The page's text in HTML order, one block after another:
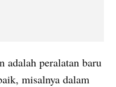
adalah peralatan baru
misalnya dalam